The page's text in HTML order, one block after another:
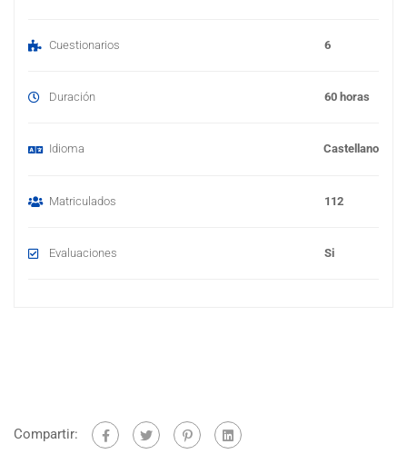
Cuestionarios 6
Duración 60 horas
Idioma Castellano
Matriculados 112
Evaluaciones Si
Compartir: